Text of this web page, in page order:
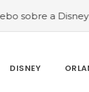
Disney (e as
DISNEY